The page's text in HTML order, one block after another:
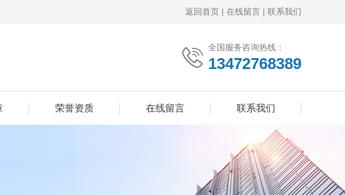
返回首页 | 在线留言 | 联系我们
全国服务咨询热线：
13472768389
荣誉资质 在线留言 联系我们